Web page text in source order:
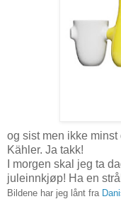
og sist men ikke
Kähler. Ja takk!
I morgen skal jeg ta
juleinnkjøp! Ha en
Bildene har jeg lånt fra